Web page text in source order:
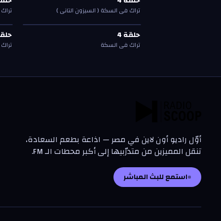
تراك في السكة ( السيزون التاني )
حلقة4
—تراك في السكة ت
تحلقة 4 حلقة4
تراك في السكة
ت
ت
أوّل راديو أون لاين في مصر — اذاعة بطعم السعادة،
تنقل المميزين من متدرّبيها إلى أكبر محطات الـ FM.
استمع للبث المباشر